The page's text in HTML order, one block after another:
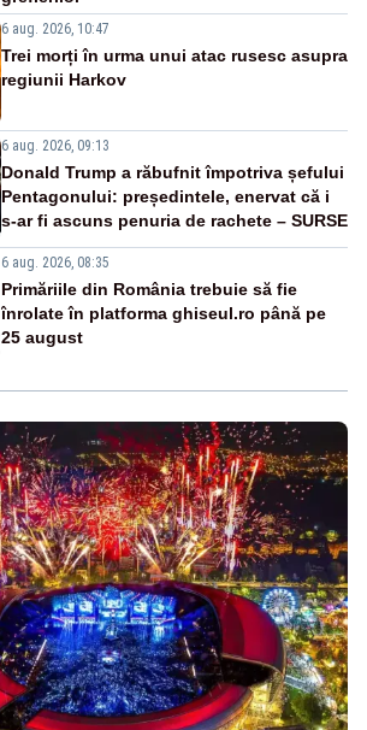
6 aug. 2026, 10:47
Trei morți în urma unui atac rusesc asupra
regiunii Harkov
6 aug. 2026, 09:13
Donald Trump a răbufnit împotriva șefului
Pentagonului: președintele, enervat că i
s-ar fi ascuns penuria de rachete – SURSE
6 aug. 2026, 08:35
Primăriile din România trebuie să fie
înrolate în platforma ghiseul.ro până pe
25 august